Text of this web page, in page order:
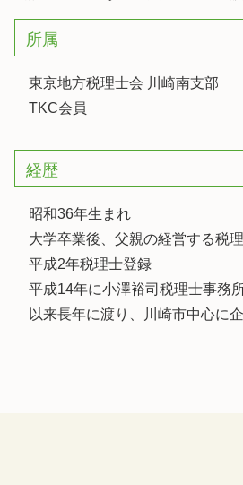
所属
東京地方税理士会 川崎南支部
TKC会員
経歴
昭和36年生まれ
大学卒業後、父親の経営する税
平成2年税理士登録
平成14年に小澤裕司税理士事務
以来長年に渡り、川崎市中心に